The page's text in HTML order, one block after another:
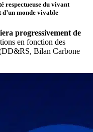
respectueuse du vivant
monde vivable
progressivement de
en fonction des
(DD&RS, Bilan Carbone